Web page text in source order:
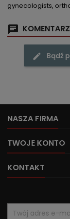
gynecologists,
Bądź
NASZA FIRMA
TWOJE KONTO
KONTAKT